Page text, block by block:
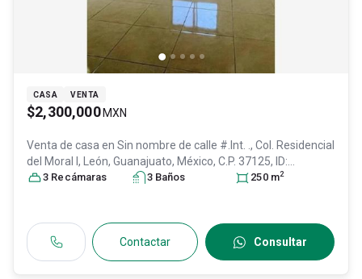
CASA VENTA
$2,300,000 MXN
Venta de casa en Sin nombre de calle #.Int. ., Col. Residencial
del Moral I,
León, Guanajuato, México, C.P. 37125, ID:
29187463
3 Recámaras 3 Baños 250 m2
Contactar Consultar